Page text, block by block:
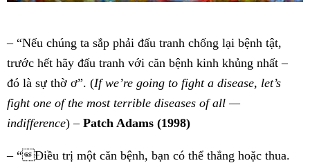
– “Nếu chúng ta sắp phải đấu tranh chống lại bệnh tật,
trước hết hãy đấu tranh với căn bệnh kinh khủng nhất –
đó là sự thờ ơ”. (If we’re going to fight a disease, let’s
fight one of the most terrible diseases of all —
indifference) –Patch Adams (1998)
– “Điều trị một căn bệnh, bạn có thể thắng hoặc thua.